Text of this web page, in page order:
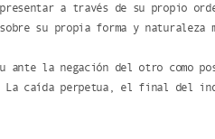
a través de su propio
sobre su propia forma y
la negación del otro como
La caída perpetua, el final del